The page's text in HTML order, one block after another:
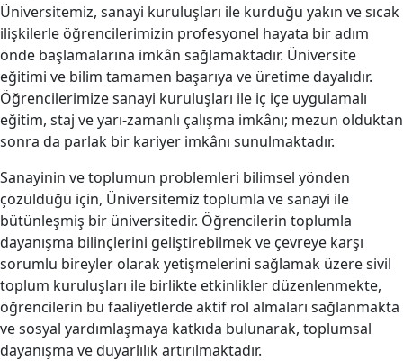
Üniversitemiz, sanayi kuruluşları ile kurduğu yakın ve sıcak
ilişkilerle öğrencilerimizin profesyonel hayata bir adım
önde başlamalarına imkân sağlamaktadır. Üniversite
eğitimi ve bilim tamamen başarıya ve üretime dayalıdır.
Öğrencilerimize sanayi kuruluşları ile iç içe uygulamalı
eğitim, staj ve yarı-zamanlı çalışma imkânı; mezun olduktan
sonra da parlak bir kariyer imkânı sunulmaktadır.
Sanayinin ve toplumun problemleri bilimsel yönden
çözüldüğü için, Üniversitemiz toplumla ve sanayi ile
bütünleşmiş bir üniversitedir. Öğrencilerin toplumla
dayanışma bilinçlerini geliştirebilmek ve çevreye karşı
sorumlu bireyler olarak yetişmelerini sağlamak üzere sivil
toplum kuruluşları ile birlikte etkinlikler düzenlenmekte,
öğrencilerin bu faaliyetlerde aktif rol almaları sağlanmakta
ve sosyal yardımlaşmaya katkıda bulunarak, toplumsal
dayanışma ve duyarlılık artırılmaktadır.